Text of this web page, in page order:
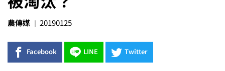
農傳媒 20190125
Facebook LINE Twitter